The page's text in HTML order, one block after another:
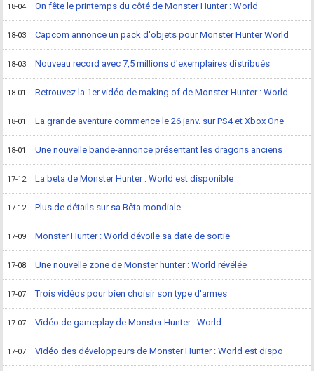
18-04 On fête le printemps du côté de Monster Hunter : World
18-03 Capcom annonce un pack d'objets pour Monster Hunter World
18-03 Nouveau record avec 7,5 millions d'exemplaires distribués
18-01 Retrouvez la 1er vidéo de making of de Monster Hunter : World
18-01 La grande aventure commence le 26 janv. sur PS4 et Xbox One
18-01 Une nouvelle bande-annonce présentant les dragons anciens
17-12 La beta de Monster Hunter : World est disponible
17-12 Plus de détails sur sa Bêta mondiale
17-09 Monster Hunter : World dévoile sa date de sortie
17-08 Une nouvelle zone de Monster hunter : World révélée
17-07 Trois vidéos pour bien choisir son type d'armes
17-07 Vidéo de gameplay de Monster Hunter : World
17-07 Vidéo des développeurs de Monster Hunter : World est dispo